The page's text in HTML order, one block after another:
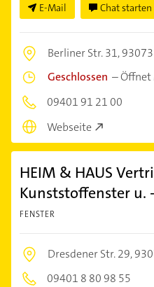
E-Mail Chat starten
Berliner Str. 31,
Geschlossen –
09401 91 21 00
Webseite
HEIM & HAUS
Kunststoffenster u.
FENSTER
Dresdener Str. 29,
09401 8 80 98 55